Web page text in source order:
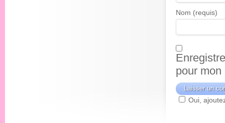
Nom (requis)
pour
Oui,